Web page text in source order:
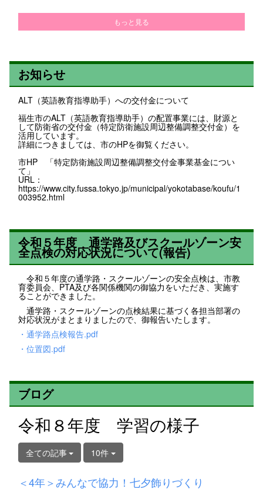
もっと見る
お知らせ
ALT（英語教育指導助手）への交付金について
福生市のALT（英語教育指導助手）の配置事業には、財源と
して防衛省の交付金（特定防衛施設周辺整備調整交付金）を
活用しています。
詳細につきましては、市のHPを御覧ください。
市HP 「特定防衛施設周辺整備調整交付金事業基金につい
て」
URL：
https://www.city.fussa.tokyo.jp/municipal/yokotabase/koufu/1
003952.html
令和５年度 通学路及びスクールゾーン安
全点検の対応状況について(報告)
令和５年度の通学路・スクールゾーンの安全点検は、市教
育委員会、PTA及び各関係機関の御協力をいただき、実施す
ることができました。
通学路・スクールゾーンの点検結果に基づく各担当部署の
対応状況がまとまりましたので、御報告いたします。
・通学路点検報告.pdf
・位置図.pdf
ブログ
令和８年度 学習の様子
全ての記事 10件
＜4年＞みんなで協力！七夕飾りづくり